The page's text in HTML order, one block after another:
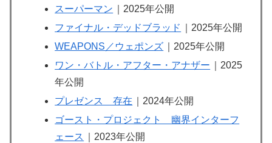
スーパーマン
｜2025年公開
ファイナル・デッドブラッド
｜2025年公開
WEAPONS／ウェポンズ ｜2025年公開
ワン・バトル・アフター・アナザー
｜2025
年公開
プレゼンス 存在
｜2024年公開
ゴースト・プロジェクト 幽界インターフ
ェース
｜2023年公開